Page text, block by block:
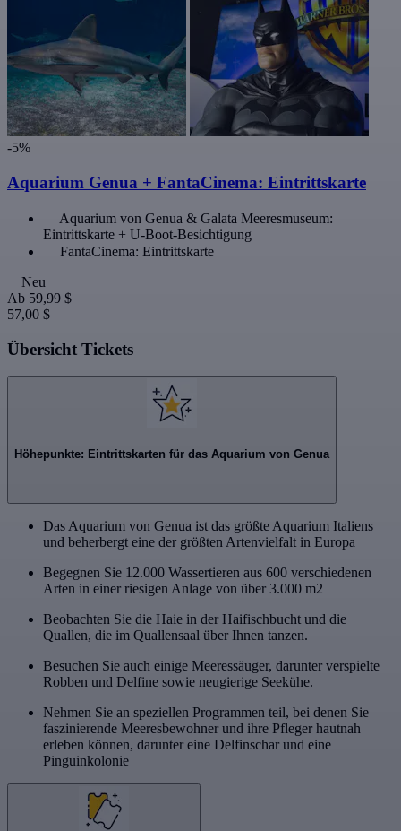
-5%
Aquarium Genua + FantaCinema: Eintrittskarte
Aquarium von Genua & Galata Meeresmuseum:
Eintrittskarte + U-Boot-Besichtigung
FantaCinema: Eintrittskarte
Neu
Ab 59,99 $
57,00 $
Übersicht Tickets
Höhepunkte: Eintrittskarten für das Aquarium von Genua
Das Aquarium von Genua ist das größte Aquarium Italiens
und beherbergt eine der größten Artenvielfalt in Europa
Begegnen Sie 12.000 Wassertieren aus 600 verschiedenen
Arten in einer riesigen Anlage von über 3.000 m2
Beobachten Sie die Haie in der Haifischbucht und die
Quallen, die im Quallensaal über Ihnen tanzen.
Besuchen Sie auch einige Meeressäuger, darunter verspielte
Robben und Delfine sowie neugierige Seekühe.
Nehmen Sie an speziellen Programmen teil, bei denen Sie
faszinierende Meeresbewohner und ihre Pfleger hautnah
erleben können, darunter eine Delfinschar und eine
Pinguinkolonie